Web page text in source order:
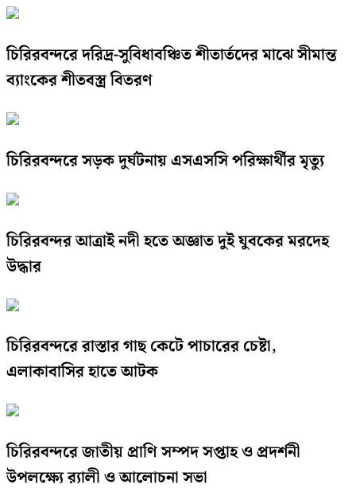
চিরিরবন্দরে দরিদ্র-সুবিধাবঞ্চিত শীতার্তদের মাঝে সীমান্ত
ব্যাংকের শীতবস্ত্র বিতরণ
চিরিরবন্দরে সড়ক দুর্ঘটনায় এসএসসি পরিক্ষার্থীর মৃত্যু
চিরিরবন্দর আত্রাই নদী হতে অজ্ঞাত দুই যুবকের মরদেহ
উদ্ধার
চিরিরবন্দরে রাস্তার গাছ কেটে পাচারের চেষ্টা,
এলাকাবাসির হাতে আটক
চিরিরবন্দরে জাতীয় প্রাণি সম্পদ সপ্তাহ ও প্রদর্শনী
উপলক্ষ্যে র‌্যালী ও আলোচনা সভা